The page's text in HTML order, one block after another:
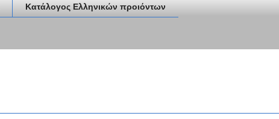
Κατάλογος Ελληνικών προιόντων